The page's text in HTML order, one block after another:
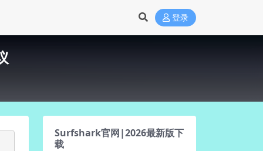
登录
Surfshark官网|2026最新版下
载